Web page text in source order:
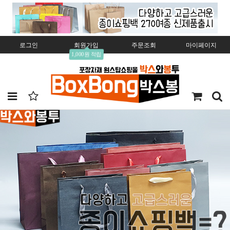
로그인 회원가입
1,000원 적립
주문조회 마이페이지